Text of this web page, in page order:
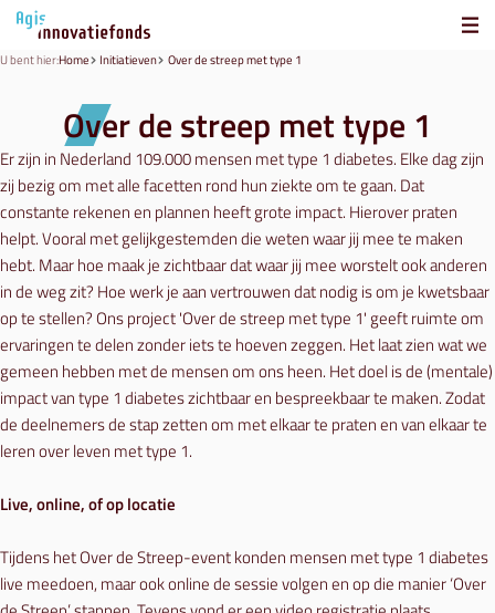
U bent hier:Home Initiatieven Over de streep met type 1
Over de streep met type 1
Er zijn in Nederland 109.000 mensen met type 1 diabetes. Elke dag zijn
zij bezig om met alle facetten rond hun ziekte om te gaan. Dat
constante rekenen en plannen heeft grote impact. Hierover praten
helpt. Vooral met gelijkgestemden die weten waar jij mee te maken
hebt. Maar hoe maak je zichtbaar dat waar jij mee worstelt ook anderen
in de weg zit? Hoe werk je aan vertrouwen dat nodig is om je kwetsbaar
op te stellen? Ons project 'Over de streep met type 1' geeft ruimte om
ervaringen te delen zonder iets te hoeven zeggen. Het laat zien wat we
gemeen hebben met de mensen om ons heen. Het doel is de (mentale)
impact van type 1 diabetes zichtbaar en bespreekbaar te maken. Zodat
de deelnemers de stap zetten om met elkaar te praten en van elkaar te
leren over leven met type 1.
Live, online, of op locatie
Tijdens het Over de Streep-event konden mensen met type 1 diabetes
live meedoen, maar ook online de sessie volgen en op die manier ‘Over